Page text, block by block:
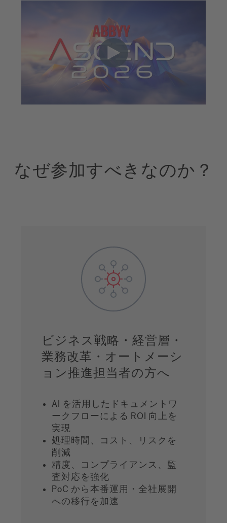
なぜ参加すべきなのか？
ビジネス戦略・経営層・
業務改革・オートメーシ
ョン推進担当者の方へ
AI を活用したドキュメントワ
ークフローによる ROI 向上を
実現
処理時間、コスト、リスクを
削減
精度、コンプライアンス、監
査対応を強化
PoC から本番運用・全社展開
への移行を加速